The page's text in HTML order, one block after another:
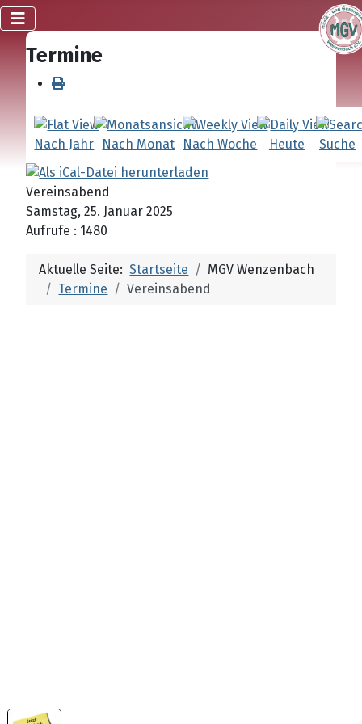
Termine
Nach Jahr Nach Monat Nach Woche Heute Suche
Vereinsabend
Samstag, 25. Januar 2025
Aufrufe : 1480
Aktuelle Seite:Startseite
MGV Wenzenbach
Termine
Vereinsabend